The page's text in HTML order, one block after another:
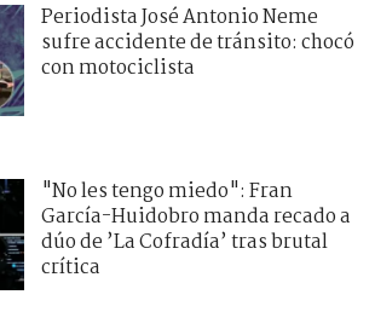
Periodista José Antonio Neme
sufre accidente de tránsito: chocó
con motociclista
"No les tengo miedo": Fran
García-Huidobro manda recado a
dúo de ’La Cofradía’ tras brutal
crítica